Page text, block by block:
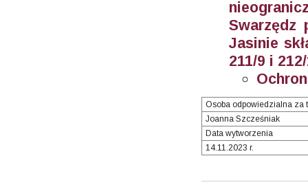
Swarzędz
Jasinie
211/9 i
Osoba odpowiedzialna za
Joanna Szcześniak
Data wytworzenia
14.11.2023 r.